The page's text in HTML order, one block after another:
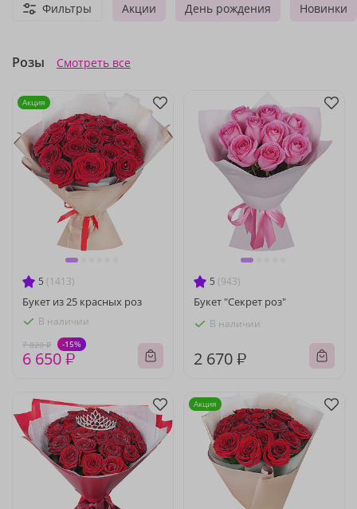
Акции День рождения Новинки
Фильтры
Розы Смотреть все
5 (1413)
Букет из 25 красных роз
В наличии
7 820 ₽ -15%
6 650 ₽
Акция
5 (943)
Букет "Секрет роз"
В наличии
2 670 ₽
Акция